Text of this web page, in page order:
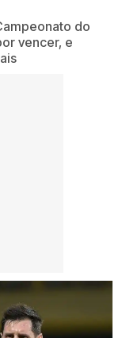
do
vencer, e